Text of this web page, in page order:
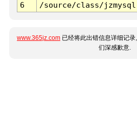
6
/source/class/
www.365jz.com 已经将此出错信息详细记
们深感歉意.